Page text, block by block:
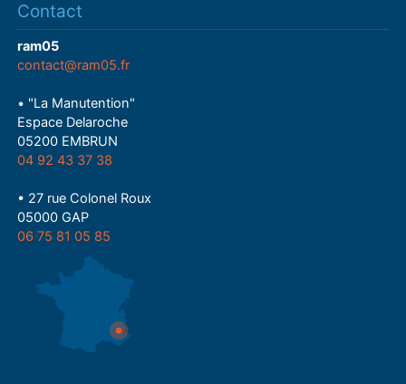
Contact
ram05
contact@ram05.fr
• "La Manutention"
Espace Delaroche
05200 EMBRUN
04 92 43 37 38
• 27 rue Colonel Roux
05000 GAP
06 75 81 05 85